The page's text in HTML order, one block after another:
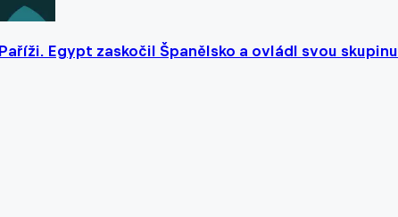
Egypt zaskočil Španělsko a ovládl svou skupinu